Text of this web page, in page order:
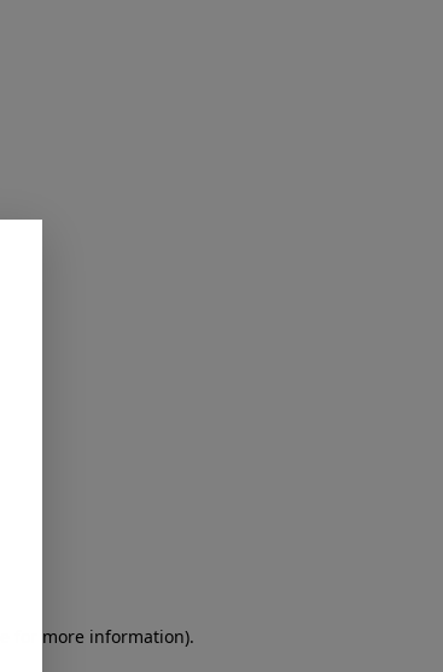
for more information).